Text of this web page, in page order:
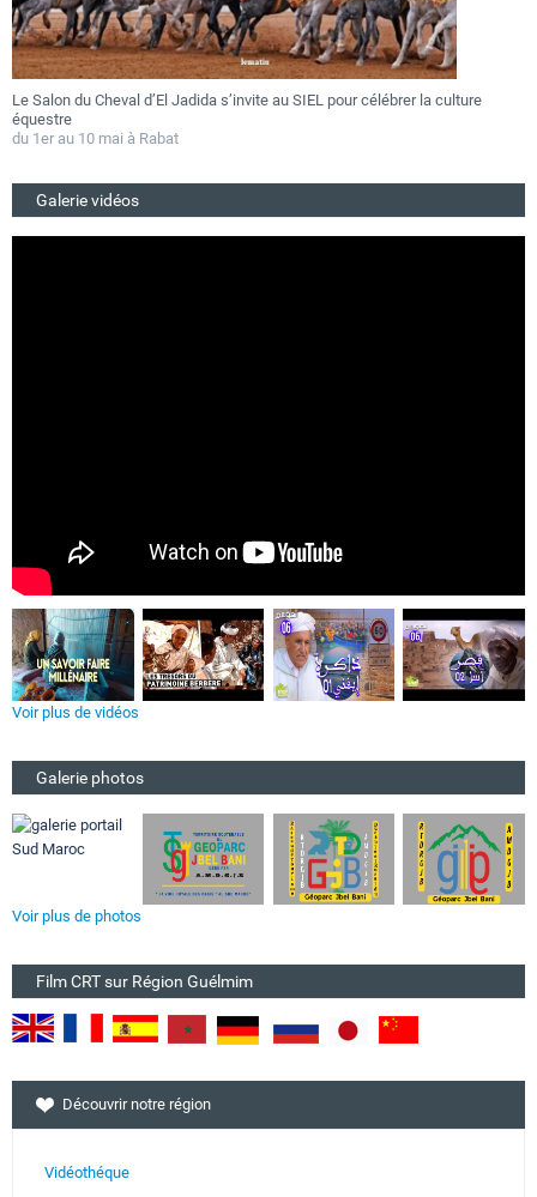
Le Salon du Cheval d’El Jadida s’invite au SIEL pour célébrer la culture
équestre
du 1er au 10 mai à Rabat
Galerie vidéos
Voir plus de vidéos
Galerie photos
Voir plus de photos
Film CRT sur Région Guélmim
Découvrir notre région
Vidéothéque